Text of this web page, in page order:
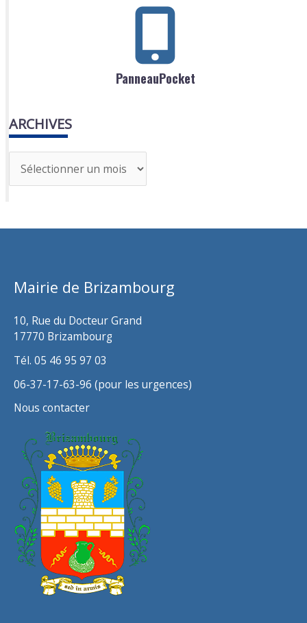
PanneauPocket
ARCHIVES
r
h
Mairie de Brizambourg
10, Rue du Docteur Grand
17770 Brizambourg
Tél. 05 46 95 97 03
06-37-17-63-96 (pour les urgences)
Nous contacter